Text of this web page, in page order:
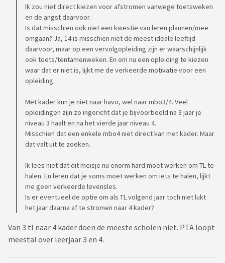
Ik zou niet direct kiezen voor afstromen vanwege toetsweken
en de angst daarvoor.
Is dat misschien ook niet een kwestie van leren plannen/mee
omgaan? Ja, 14 is misschien niet de meest ideale leeftijd
daarvoor, maar op een vervolgopleiding zijn er waarschijnlijk
ook toets/tentamenweken. En om nu een opleiding te kiezen
waar dat er niet is, lijkt me de verkeerde motivatie voor een
opleiding.
Met kader kun je niet naar havo, wel naar mbo3/4. Veel
opleidingen zijn zo ingericht dat je bijvoorbeeld na 3 jaar je
niveau 3 haalt en na het vierde jaar niveau 4.
Misschien dat een enkele mbo4 niet direct kan met kader. Maar
dat valt uit te zoeken.
Ik lees niet dat dit meisje nu enorm hard moet werken om TL te
halen. En leren dat je soms moet werken om iets te halen, lijkt
me geen verkeerde levensles.
Is er eventueel de optie om als TL volgend jaar toch niet lukt
het jaar daarna af te stromen naar 4 kader?
Van 3 tl naar 4 kader doen de meeste scholen niet. PTA loopt
meestal over leerjaar 3 en 4.